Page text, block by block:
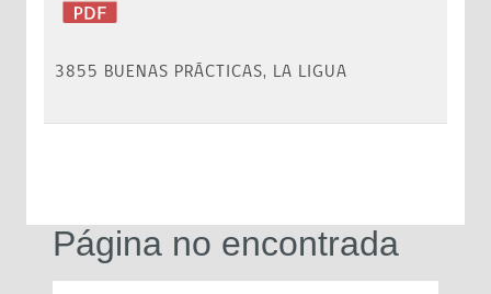
3855 BUENAS PRÁCTICAS, LA LIGUA
Página no encontrada